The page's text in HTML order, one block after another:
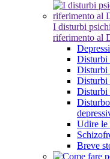
I disturbi
riferimento al
Disturbi
Disturbi
Disturbi
Disturbi
Udire le
Breve